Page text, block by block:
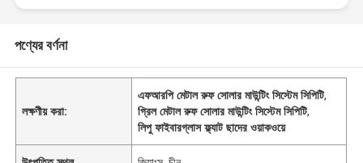
পণ্যের বর্ণনা
লক্ষণীয় করা:
এফআরপি মেটাল রুফ সোলার মাউন্টিং সিস্টেম সিপিটি,
গ্রিল মেটাল রুফ সোলার মাউন্টিং সিস্টেম সিপিটি,
লিপু ফাইবারগ্লাস ফ্ল্যাট ছাদের ওয়াকওয়ে